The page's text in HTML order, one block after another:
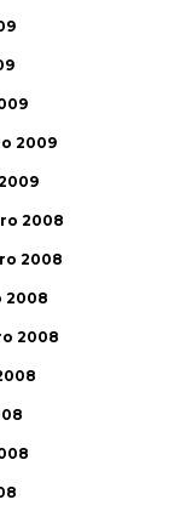
2009
2008
2008
2008
2008